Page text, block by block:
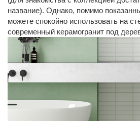
название). Однако, помимо
можете спокойно использовать на
современный керамогранит под